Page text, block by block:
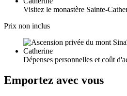
Visitez le monastère Sainte-
Prix ​​non inclus
Dépenses personnelles et coût
Emportez avec vous